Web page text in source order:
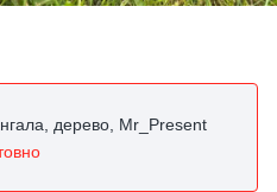
дерево, Mr_Present